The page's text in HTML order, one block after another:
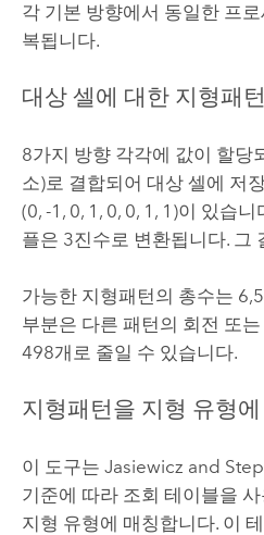
각 기본 방향에서 동일한 프
복됩니다.
대상 셀에 대한 지형패
8가지 방향 각각에 값이 할당
소)로 결합되어 대상 셀에 저
(0, -1, 0, 1, 0, 0, 1, 1)이 있습
플은 3진수로 변환됩니다. 그
가능한 지형패턴의 총수는
부분은 다른 패턴의 회전 또
498개로 줄일 수 있습니다.
지형패턴을 지형 유형에
이 도구는 Jasiewicz and
기준에 따라 조회 테이블을
지형 유형에 매칭합니다. 이